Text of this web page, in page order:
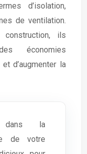
d’isolation,
de ventilation.
ils
économies
d’augmenter la
dans la
de votre